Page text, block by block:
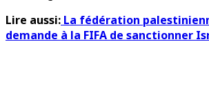
Lire aussi: La fédération
demande à la FIFA de sanctionner